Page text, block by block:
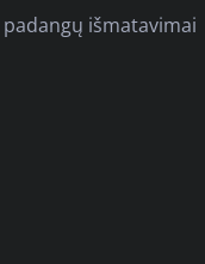
išmatavimai